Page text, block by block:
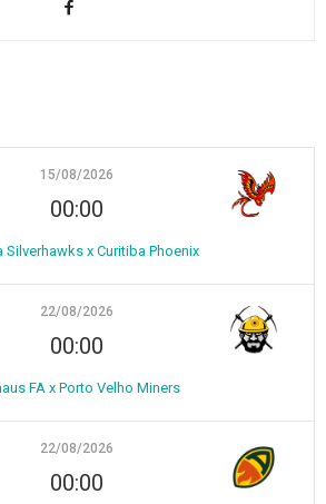
15/08/2026
00:00
Silverhawks x Curitiba Phoenix
22/08/2026
00:00
FA x Porto Velho Miners
22/08/2026
00:00